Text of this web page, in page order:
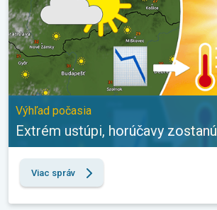
Výhľad počasia
Extrém ustúpi, horúčavy zostanú
Viac správ